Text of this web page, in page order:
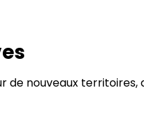
de nouveaux